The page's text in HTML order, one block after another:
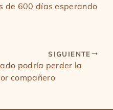
de 600 días esperando
SIGUIENTE
podría perder la
compañero